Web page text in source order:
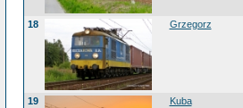
18 Grzegorz
19 Kuba